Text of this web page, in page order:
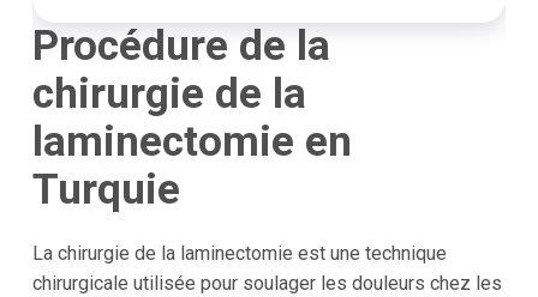
Procédure de la
chirurgie de la
laminectomie en
Turquie
La chirurgie de la laminectomie est une technique
chirurgicale utilisée pour soulager les douleurs chez les